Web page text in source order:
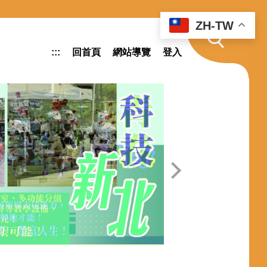
ZH-TW
::: 回首頁 網站導覽 登入